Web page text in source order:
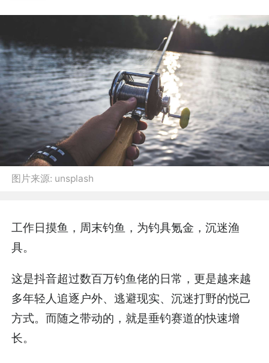
图片来源: unsplash
工作日摸鱼，周末钓鱼，为钓具氪金，沉迷渔
具。
这是抖音超过数百万钓鱼佬的日常，更是越来越
多年轻人追逐户外、逃避现实、沉迷打野的悦己
方式。而随之带动的，就是垂钓赛道的快速增
长。